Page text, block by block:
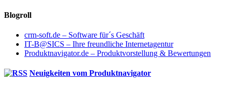
Blogroll
crm-soft.de – Software für´s Geschäft
IT-B@SICS – Ihre freundliche Internetagentur
Produktnavigator.de – Produktvorstellung & Bewertungen
Neuigkeiten vom Produktnavigator